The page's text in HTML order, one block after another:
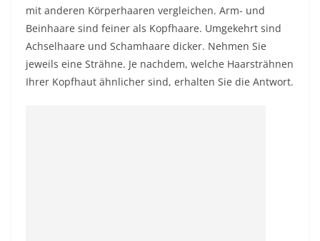
mit anderen Körperhaaren vergleichen. Arm- und
Beinhaare sind feiner als Kopfhaare. Umgekehrt sind
Achselhaare und Schamhaare dicker. Nehmen Sie
jeweils eine Strähne. Je nachdem, welche Haarsträhnen
Ihrer Kopfhaut ähnlicher sind, erhalten Sie die Antwort.